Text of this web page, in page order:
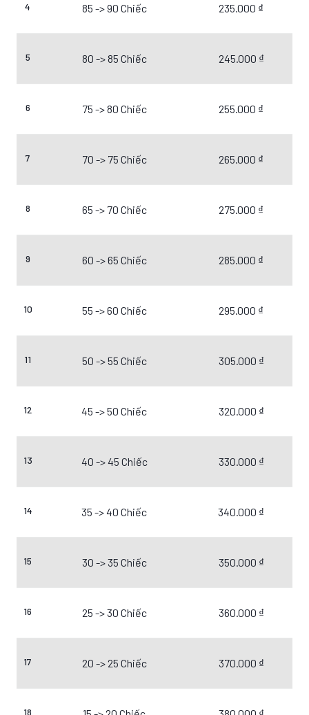
4 85 -> 90 Chiếc 235.000 ₫
5 80 -> 85 Chiếc 245.000 ₫
6 75 -> 80 Chiếc 255.000 ₫
7 70 -> 75 Chiếc 265.000 ₫
8 65 -> 70 Chiếc 275.000 ₫
9 60 -> 65 Chiếc 285.000 ₫
10 55 -> 60 Chiếc 295.000 ₫
11 50 -> 55 Chiếc 305.000 ₫
12 45 -> 50 Chiếc 320.000 ₫
13 40 -> 45 Chiếc 330.000 ₫
14 35 -> 40 Chiếc 340.000 ₫
15 30 -> 35 Chiếc 350.000 ₫
16 25 -> 30 Chiếc 360.000 ₫
17 20 -> 25 Chiếc 370.000 ₫
18